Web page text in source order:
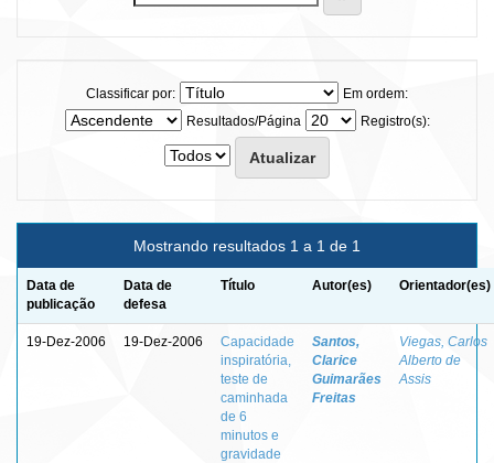
Classificar por:
Em ordem:
Resultados/Página
Registro(s):
Mostrando resultados 1 a 1 de 1
Data de
publicação
Data de
defesa
Título Autor(es) Orientador(es)
19-Dez-2006 19-Dez-2006
Capacidade
inspiratória,
teste de
caminhada
de 6
minutos e
gravidade
Santos,
Clarice
Guimarães
Freitas
Viegas, Carlos
Alberto de
Assis